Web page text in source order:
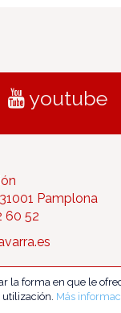
youtube
Pamplona
60 52
la forma en que le
utilización. Más